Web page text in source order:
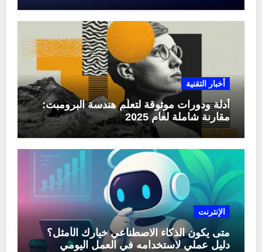
أخبار التقنية
أدلة ودورات موثوقة لتعلّم هندسة البرومبت:
مقارنة شاملة لعام 2025
الإنترنت
متى يكون الذكاء الاصطناعي خيارك الأمثل؟
دليل عملي لاستخدامه في العمل اليومي